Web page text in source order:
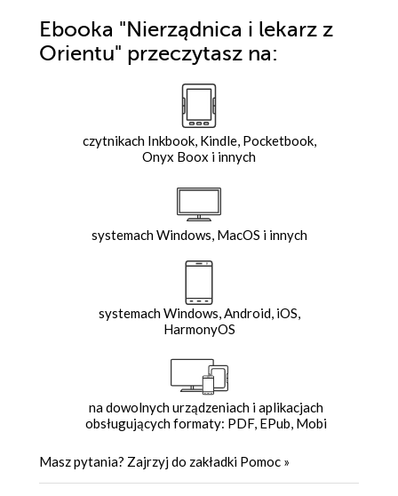
Ebooka "Nierządnica i lekarz z
Orientu" przeczytasz na:
czytnikach Inkbook, Kindle, Pocketbook,
Onyx Boox i innych
systemach Windows, MacOS i innych
systemach Windows, Android, iOS,
HarmonyOS
na dowolnych urządzeniach i aplikacjach
obsługujących formaty: PDF, EPub, Mobi
Masz pytania? Zajrzyj do zakładki Pomoc »